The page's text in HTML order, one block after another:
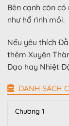
Bên cạnh còn
như hổ rình mồi.
Nếu yêu thích
thêm Xuyên
Đạo hay Nhiệt
DANH SÁCH
Chương 1